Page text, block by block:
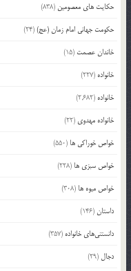
حکایت های معصومین (838)
حکومت جهانی امام زمان (عج)(24)
خاندان عصمت (15)
خانواده (227)
خانواده (2,682)
خانواده مهدوی (22)
خواص خوراکی ها (550)
خواص سبزی ها (228)
خواص میوه ها (308)
داستان(146)
دانستنی‌های خانواده (357)
دجال (29)